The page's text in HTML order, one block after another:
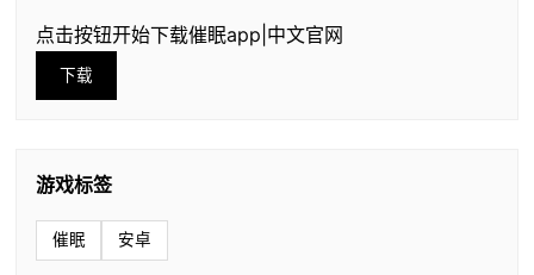
点击按钮开始下载催眠app|中文官网
下载
游戏标签
催眠 安卓